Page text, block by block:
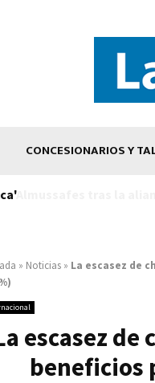
CONCESIONARIOS Y
» Noticias » La escasez de
escasez
beneficios